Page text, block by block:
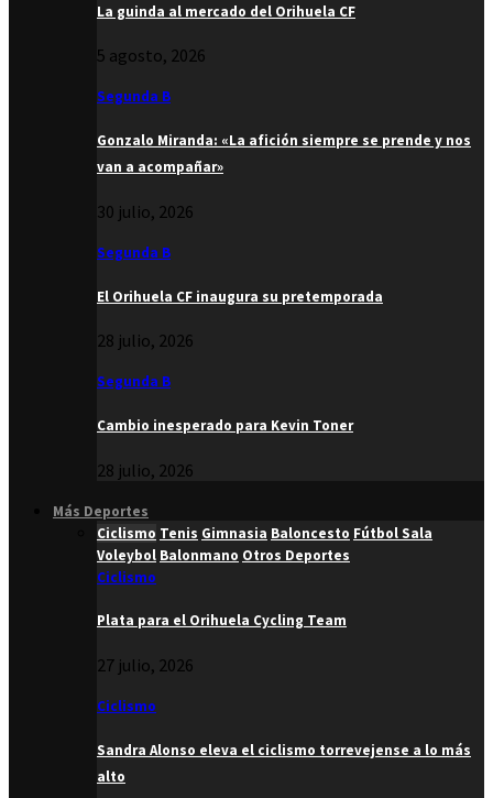
La guinda al mercado del Orihuela CF
5 agosto, 2026
Segunda B
Gonzalo Miranda: «La afición siempre se prende y nos
van a acompañar»
30 julio, 2026
Segunda B
El Orihuela CF inaugura su pretemporada
28 julio, 2026
Segunda B
Cambio inesperado para Kevin Toner
28 julio, 2026
Más Deportes
Ciclismo Tenis Gimnasia Baloncesto Fútbol Sala
Voleybol Balonmano Otros Deportes
Ciclismo
Plata para el Orihuela Cycling Team
27 julio, 2026
Ciclismo
Sandra Alonso eleva el ciclismo torrevejense a lo más
alto